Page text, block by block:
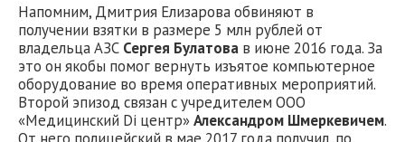
Напомним, Дмитрия Елизарова обвиняют в
получении взятки в размере 5 млн рублей от
владельца АЗС Сергея Булатова в июне 2016 года. За
это он якобы помог вернуть изъятое компьютерное
оборудование во время оперативных мероприятий.
Второй эпизод связан с учредителем ООО
«Медицинский Di центр»Александром Шмеркевичем.